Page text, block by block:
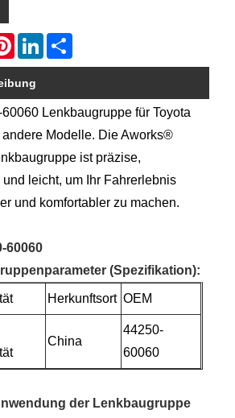
PinterestLinkedIn
Lenkbaugruppe für Toyota
andere Modelle. Die Aworks®
ist präzise,
leicht, um Ihr Fahrerlebnis
und komfortabler zu machen.
60060
(Spezifikation):
Herkunftsort OEM
China
44250-
60060
der Lenkbaugruppe